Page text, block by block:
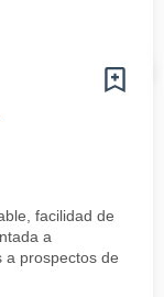
facilidad de
a
a prospectos de